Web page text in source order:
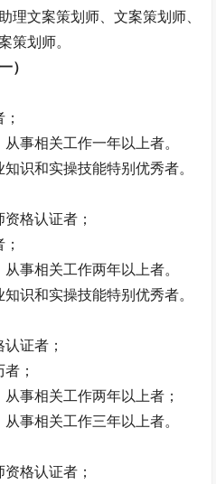
理文案策划师、文案策划师、
策划师。
）
事相关工作一年以上者。
识和实操技能特别优秀者。
格认证者；
事相关工作两年以上者。
识和实操技能特别优秀者。
证者；
；
事相关工作两年以上者；
事相关工作三年以上者。
格认证者；